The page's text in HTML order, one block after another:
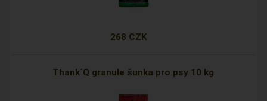
268 CZK
Thank´Q granule šunka pro psy 10 kg